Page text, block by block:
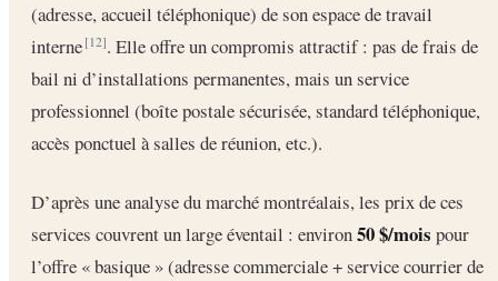
(adresse, accueil téléphonique) de son espace de travail
interne[12]. Elle offre un compromis attractif : pas de frais de
bail ni d’installations permanentes, mais un service
professionnel (boîte postale sécurisée, standard téléphonique,
accès ponctuel à salles de réunion, etc.).
D’après une analyse du marché montréalais, les prix de ces
services couvrent un large éventail : environ50 $/mois pour
l’offre « basique » (adresse commerciale + service courrier de